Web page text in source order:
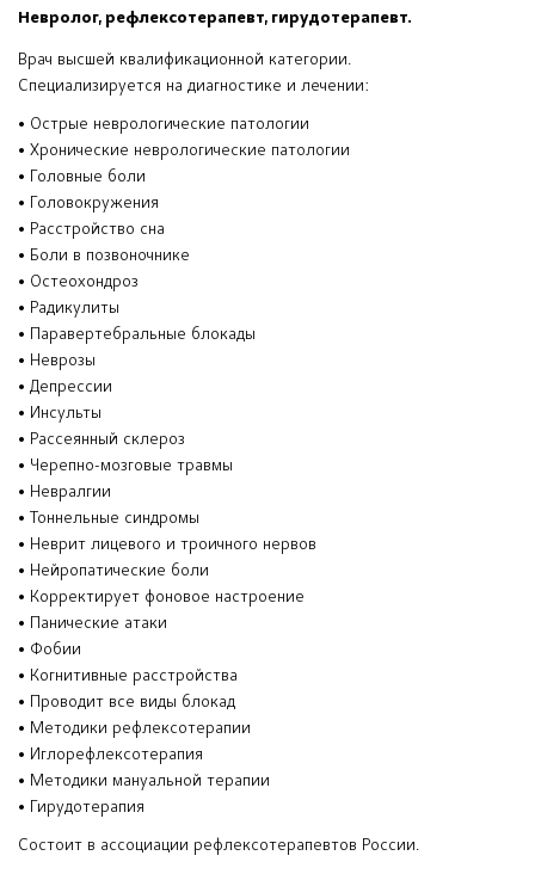
Невролог, рефлексотерапевт, гирудотерапевт.
Врач высшей квалификационной категории.
Специализируется на диагностике и лечении:
• Острые неврологические патологии
• Хронические неврологические патологии
• Головные боли
• Головокружения
• Расстройство сна
• Боли в позвоночнике
• Остеохондроз
• Радикулиты
• Паравертебральные блокады
• Неврозы
• Депрессии
• Инсульты
• Рассеянный склероз
• Черепно-мозговые травмы
• Невралгии
• Тоннельные синдромы
• Неврит лицевого и троичного нервов
• Нейропатические боли
• Корректирует фоновое настроение
• Панические атаки
• Фобии
• Когнитивные расстройства
• Проводит все виды блокад
• Методики рефлексотерапии
• Иглорефлексотерапия
• Методики мануальной терапии
• Гирудотерапия
Состоит в ассоциации рефлексотерапевтов России.